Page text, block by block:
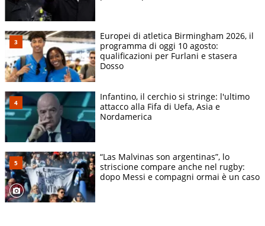
Europei di atletica Birmingham 2026, il
programma di oggi 10 agosto:
qualificazioni per Furlani e stasera
Dosso
Infantino, il cerchio si stringe: l'ultimo
attacco alla Fifa di Uefa, Asia e
Nordamerica
“Las Malvinas son argentinas”, lo
striscione compare anche nel rugby:
dopo Messi e compagni ormai è un caso